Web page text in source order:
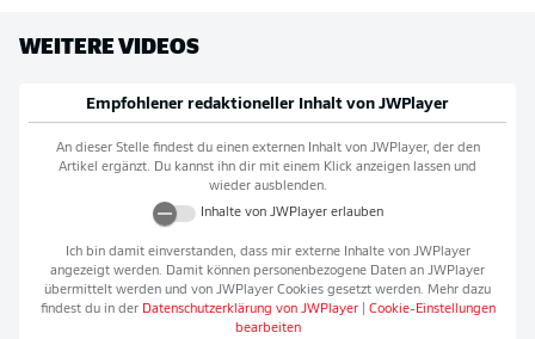
WEITERE VIDEOS
Empfohlener redaktioneller Inhalt von JWPlayer
An dieser Stelle findest du einen externen Inhalt von JWPlayer, der den
Artikel ergänzt. Du kannst ihn dir mit einem Klick anzeigen lassen und
wieder ausblenden.
Inhalte von JWPlayererlauben
Ich bin damit einverstanden, dass mir externe Inhalte von JWPlayer
angezeigt werden. Damit können personenbezogene Daten an JWPlayer
übermittelt werden und von JWPlayer Cookies gesetzt werden. Mehr dazu
findest du in der Datenschutzerklärung von JWPlayer| Cookie-Einstellungen
bearbeiten